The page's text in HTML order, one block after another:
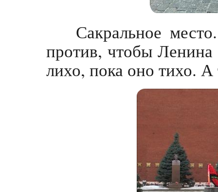
Сакральное
против, чтобы
лихо, пока оно тихо.